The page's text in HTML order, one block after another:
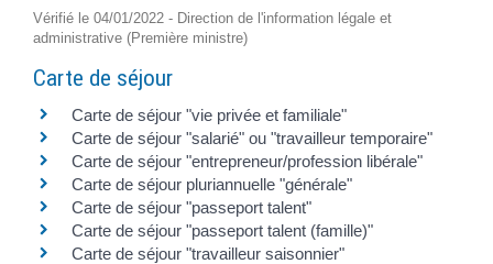
Vérifié le 04/01/2022 - Direction de l'information légale et
administrative (Première ministre)
Carte de séjour
Carte de séjour "vie privée et familiale"
Carte de séjour "salarié" ou "travailleur temporaire"
Carte de séjour "entrepreneur/profession libérale"
Carte de séjour pluriannuelle "générale"
Carte de séjour "passeport talent"
Carte de séjour "passeport talent (famille)"
Carte de séjour "travailleur saisonnier"